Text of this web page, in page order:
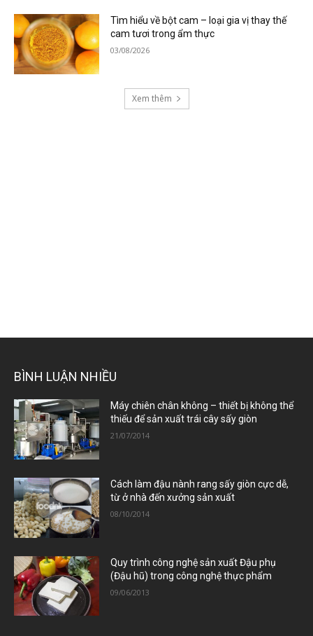
Tìm hiểu về bột cam – loại gia vị thay thế
cam tươi trong ẩm thực
03/08/2026
Xem thêm
BÌNH LUẬN NHIỀU
Máy chiên chân không – thiết bị không thể
thiếu để sản xuất trái cây sấy giòn
21/07/2014
Cách làm đậu nành rang sấy giòn cực dễ,
từ ở nhà đến xưởng sản xuất
08/10/2014
Quy trình công nghệ sản xuất Đậu phụ
(Đậu hũ) trong công nghệ thực phẩm
09/06/2013